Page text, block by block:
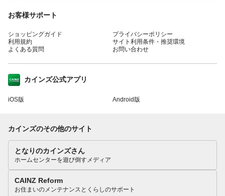
お客様サポート
ショッピングガイド
利用規約
よくある質問
プライバシーポリシー
サイト利用条件・推奨環境
お問い合わせ
カインズ公式アプリ
iOS版 Android版
カインズのその他のサイト
となりのカインズさん
ホームセンターを遊び倒すメディア
CAINZ Reform
お住まいのメンテナンスとくらしのサポート